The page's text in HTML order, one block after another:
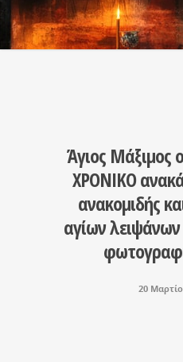
Άγιος Μάξιμος
ΧΡΟΝΙΚΟ
ανακομιδής
αγίων
20